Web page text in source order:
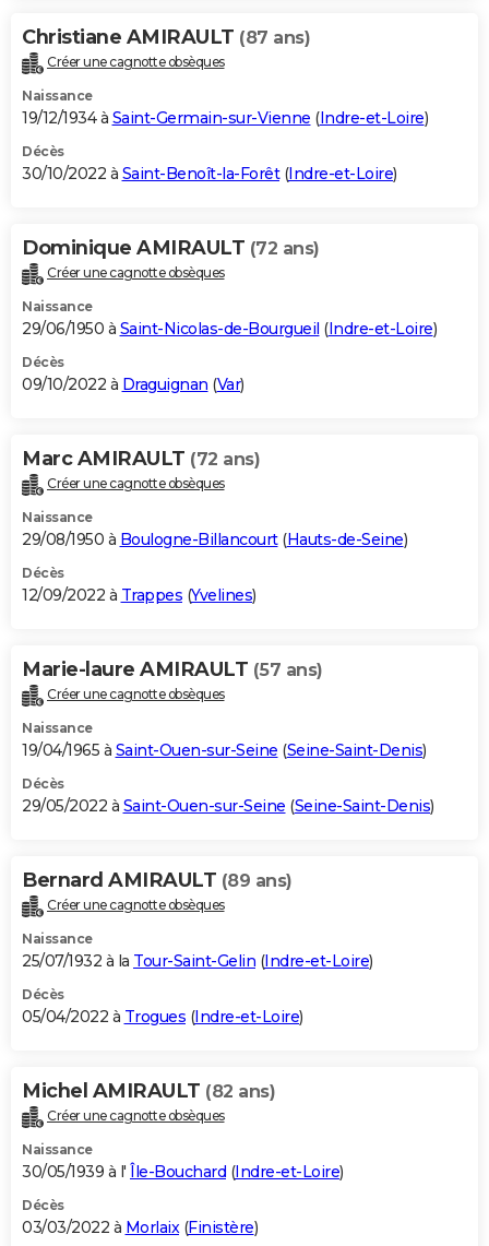
Christiane AMIRAULT (87 ans)
Créer une cagnotte obsèques
Naissance
19/12/1934 à Saint-Germain-sur-Vienne (Indre-et-Loire)
Décès
30/10/2022 à Saint-Benoît-la-Forêt(Indre-et-Loire)
Dominique AMIRAULT (72 ans)
Créer une cagnotte obsèques
Naissance
29/06/1950 à Saint-Nicolas-de-Bourgueil (Indre-et-Loire)
Décès
09/10/2022 à Draguignan (Var)
Marc AMIRAULT (72 ans)
Créer une cagnotte obsèques
Naissance
29/08/1950 à Boulogne-Billancourt(Hauts-de-Seine)
Décès
12/09/2022 à Trappes (Yvelines)
Marie-laure AMIRAULT (57 ans)
Créer une cagnotte obsèques
Naissance
19/04/1965 à Saint-Ouen-sur-Seine (Seine-Saint-Denis)
Décès
29/05/2022 à Saint-Ouen-sur-Seine (Seine-Saint-Denis)
Bernard AMIRAULT (89 ans)
Créer une cagnotte obsèques
Naissance
25/07/1932 à la Tour-Saint-Gelin (Indre-et-Loire)
Décès
05/04/2022 à Trogues (Indre-et-Loire)
Michel AMIRAULT (82 ans)
Créer une cagnotte obsèques
Naissance
30/05/1939 à l' Île-Bouchard (Indre-et-Loire)
Décès
03/03/2022 à Morlaix (Finistère)